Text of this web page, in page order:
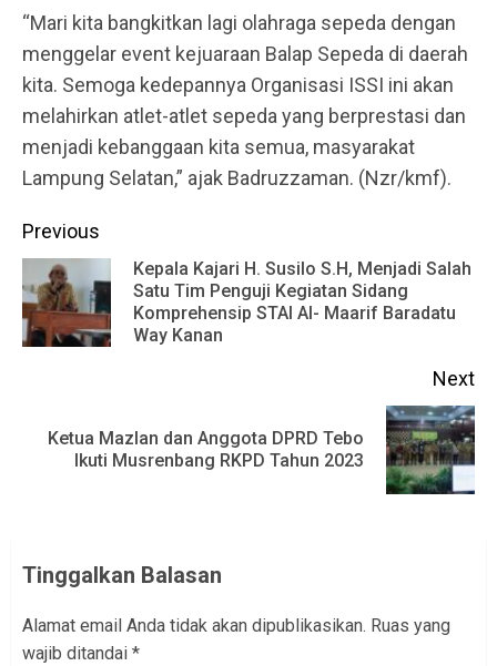
“Mari kita bangkitkan lagi olahraga sepeda dengan
menggelar event kejuaraan Balap Sepeda di daerah
kita. Semoga kedepannya Organisasi ISSI ini akan
melahirkan atlet-atlet sepeda yang berprestasi dan
menjadi kebanggaan kita semua, masyarakat
Lampung Selatan,” ajak Badruzzaman. (Nzr/kmf).
Continue
Reading
Previous
Kepala Kajari H. Susilo S.H, Menjadi Salah
Satu Tim Penguji Kegiatan Sidang
Komprehensip STAI Al- Maarif Baradatu
Way Kanan
Next
NextKetua Mazlan dan Anggota DPRD Tebo
Ikuti Musrenbang RKPD Tahun 2023
Tinggalkan Balasan
Alamat email Anda tidak akan dipublikasikan. Ruas yang
wajib ditandai *